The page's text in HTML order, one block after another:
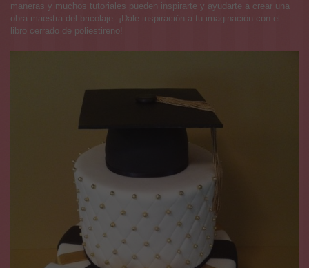
maneras y muchos tutoriales pueden inspirarte y ayudarte a crear una
obra maestra del bricolaje. ¡Dale inspiración a tu imaginación con el
libro cerrado de poliestireno!